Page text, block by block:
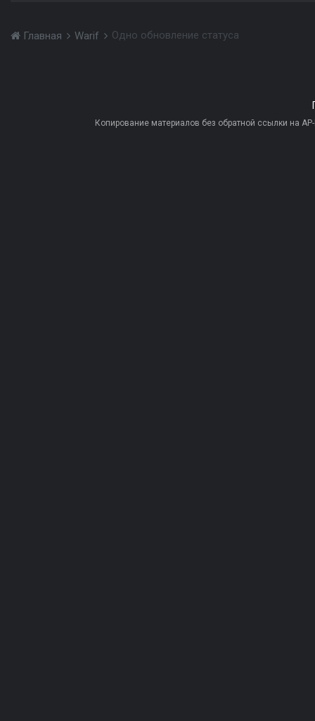
Главная Warif Одно обновление статуса
Копирование материалов без обратной ссылки на